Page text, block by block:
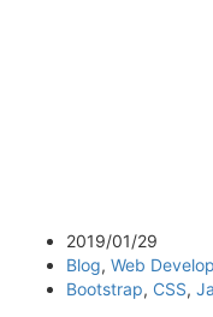
2019/01/29
Blog, Web
Bootstrap, CSS,